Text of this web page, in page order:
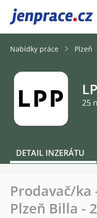
JenPráce.cz
Nabídky práce Plzeň
25
DETAIL INZERÁTU
Prodavač/ka
Plzeň Billa -